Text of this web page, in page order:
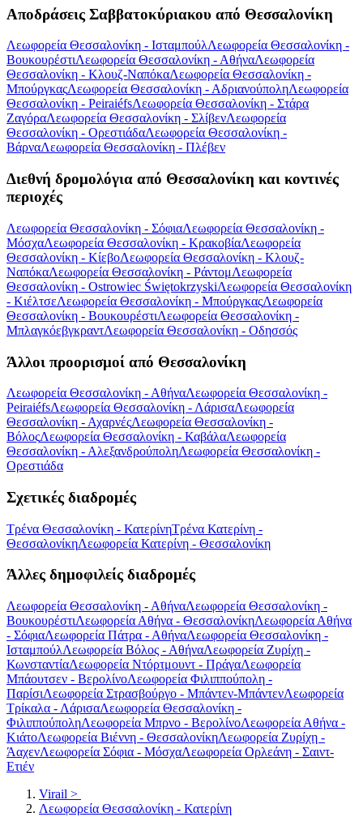
Αποδράσεις Σαββατοκύριακου από Θεσσαλονίκη
Λεωφορεία Θεσσαλονίκη - ΙσταμπούλΛεωφορεία Θεσσαλονίκη -
ΒουκουρέστιΛεωφορεία Θεσσαλονίκη - ΑθήναΛεωφορεία
Θεσσαλονίκη - Κλουζ-ΝαπόκαΛεωφορεία Θεσσαλονίκη -
ΜπούργκαςΛεωφορεία Θεσσαλονίκη - ΑδριανούποληΛεωφορεία
Θεσσαλονίκη - PeiraiéfsΛεωφορεία Θεσσαλονίκη - Στάρα
ΖαγόραΛεωφορεία Θεσσαλονίκη - ΣλίβενΛεωφορεία
Θεσσαλονίκη - ΟρεστιάδαΛεωφορεία Θεσσαλονίκη -
ΒάρναΛεωφορεία Θεσσαλονίκη - Πλέβεν
Διεθνή δρομολόγια από Θεσσαλονίκη και κοντινές
περιοχές
Λεωφορεία Θεσσαλονίκη - ΣόφιαΛεωφορεία Θεσσαλονίκη -
ΜόσχαΛεωφορεία Θεσσαλονίκη - ΚρακοβίαΛεωφορεία
Θεσσαλονίκη - ΚίεβοΛεωφορεία Θεσσαλονίκη - Κλουζ-
ΝαπόκαΛεωφορεία Θεσσαλονίκη - ΡάντομΛεωφορεία
Θεσσαλονίκη - Ostrowiec ŚwiętokrzyskiΛεωφορεία Θεσσαλονίκη
- ΚιέλτσεΛεωφορεία Θεσσαλονίκη - ΜπούργκαςΛεωφορεία
Θεσσαλονίκη - ΒουκουρέστιΛεωφορεία Θεσσαλονίκη -
ΜπλαγκόεβγκραντΛεωφορεία Θεσσαλονίκη - Οδησσός
Άλλοι προορισμοί από Θεσσαλονίκη
Λεωφορεία Θεσσαλονίκη - ΑθήναΛεωφορεία Θεσσαλονίκη -
PeiraiéfsΛεωφορεία Θεσσαλονίκη - ΛάρισαΛεωφορεία
Θεσσαλονίκη - ΑχαρνέςΛεωφορεία Θεσσαλονίκη -
ΒόλοςΛεωφορεία Θεσσαλονίκη - ΚαβάλαΛεωφορεία
Θεσσαλονίκη - ΑλεξανδρούποληΛεωφορεία Θεσσαλονίκη -
Ορεστιάδα
Σχετικές διαδρομές
Τρένα Θεσσαλονίκη - ΚατερίνηΤρένα Κατερίνη -
ΘεσσαλονίκηΛεωφορεία Κατερίνη - Θεσσαλονίκη
Άλλες δημοφιλείς διαδρομές
Λεωφορεία Θεσσαλονίκη - ΑθήναΛεωφορεία Θεσσαλονίκη -
ΒουκουρέστιΛεωφορεία Αθήνα - ΘεσσαλονίκηΛεωφορεία Αθήνα
- ΣόφιαΛεωφορεία Πάτρα - ΑθήναΛεωφορεία Θεσσαλονίκη -
ΙσταμπούλΛεωφορεία Βόλος - ΑθήναΛεωφορεία Ζυρίχη -
ΚωνσταντίαΛεωφορεία Ντόρτμουντ - ΠράγαΛεωφορεία
Μπάουτσεν - ΒερολίνοΛεωφορεία Φιλιππούπολη -
ΠαρίσιΛεωφορεία Στρασβούργο - Μπάντεν-ΜπάντενΛεωφορεία
Τρίκαλα - ΛάρισαΛεωφορεία Θεσσαλονίκη -
ΦιλιππούποληΛεωφορεία Μπρνο - ΒερολίνοΛεωφορεία Αθήνα -
ΚιάτοΛεωφορεία Βιέννη - ΘεσσαλονίκηΛεωφορεία Ζυρίχη -
ΆαχενΛεωφορεία Σόφια - ΜόσχαΛεωφορεία Ορλεάνη - Σαιντ-
Ετιέν
Virail >
Λεωφορεία Θεσσαλονίκη - Κατερίνη